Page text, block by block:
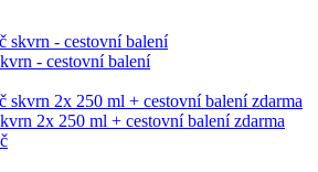
- cestovní balení
2x 250 ml + cestovní balení zdarma